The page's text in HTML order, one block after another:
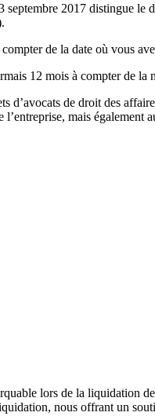
2017 distingue
de la date où vous
12 mois à compter de la
de droit des
mais
lors de la liquidation
nous offrant un